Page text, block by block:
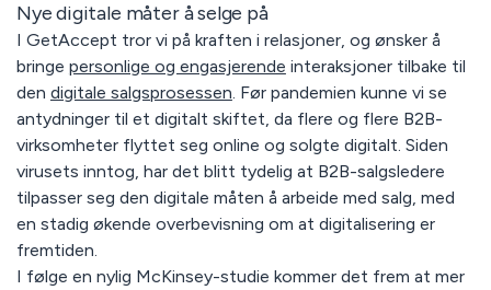
Nye digitale måter å selge på
I GetAccept tror vi på kraften i relasjoner, og ønsker å
bringe personlige og engasjerende interaksjoner tilbake til
den digitale salgsprosessen. Før pandemien kunne vi se
antydninger til et digitalt skiftet, da flere og flere B2B-
virksomheter flyttet seg online og solgte digitalt. Siden
virusets inntog, har det blitt tydelig at B2B-salgsledere
tilpasser seg den digitale måten å arbeide med salg, med
en stadig økende overbevisning om at digitalisering er
fremtiden.
I følge en nylig McKinsey-studie kommer det frem at mer